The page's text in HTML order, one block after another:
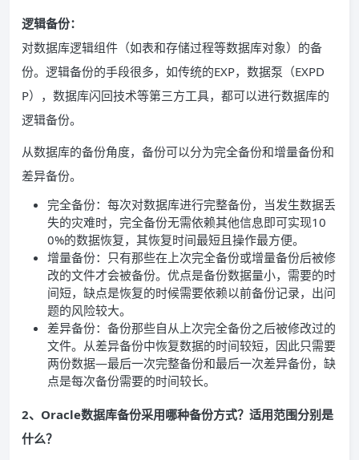
逻辑备份：
对数据库逻辑组件（如表和存储过程等数据库对象）的备
份。逻辑备份的手段很多，如传统的EXP，数据泵（EXPD
P），数据库闪回技术等第三方工具，都可以进行数据库的
逻辑备份。
从数据库的备份角度，备份可以分为完全备份和增量备份和
差异备份。
完全备份：每次对数据库进行完整备份，当发生数据丢
失的灾难时，完全备份无需依赖其他信息即可实现10
0%的数据恢复，其恢复时间最短且操作最方便。
增量备份：只有那些在上次完全备份或增量备份后被修
改的文件才会被备份。优点是备份数据量小，需要的时
间短，缺点是恢复的时候需要依赖以前备份记录，出问
题的风险较大。
差异备份：备份那些自从上次完全备份之后被修改过的
文件。从差异备份中恢复数据的时间较短，因此只需要
两份数据—最后一次完整备份和最后一次差异备份，缺
点是每次备份需要的时间较长。
2、Oracle数据库备份采用哪种备份方式？适用范围分别是
什么？